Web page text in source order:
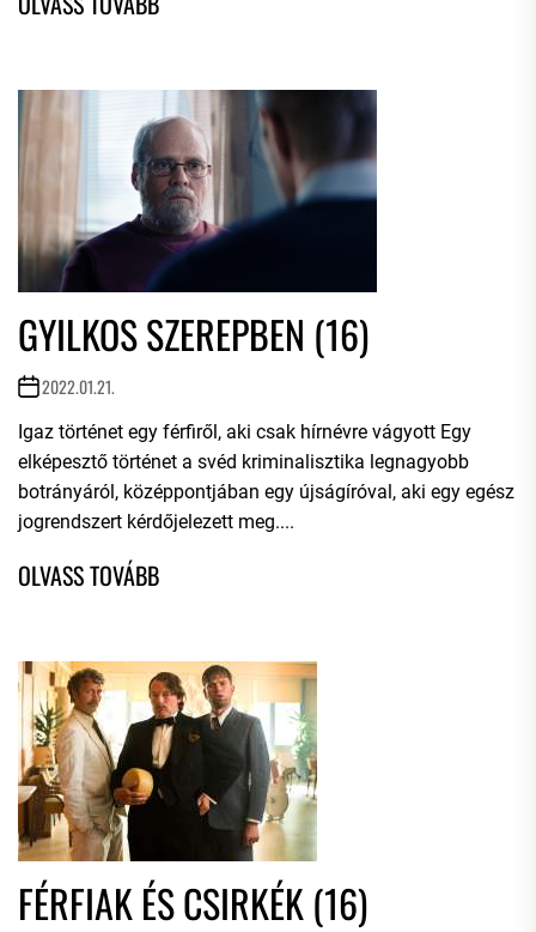
GYILKOS SZEREPBEN (16)
2022.01.21.
Igaz történet egy férfiről, aki csak hírnévre vágyott Egy
elképesztő történet a svéd kriminalisztika legnagyobb
botrányáról, középpontjában egy újságíróval, aki egy egész
jogrendszert kérdőjelezett meg....
FÉRFIAK ÉS CSIRKÉK (16)